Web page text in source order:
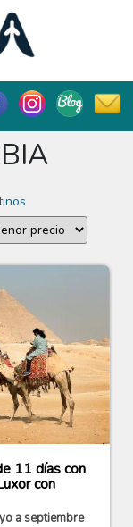
11 días con
con
a septiembre